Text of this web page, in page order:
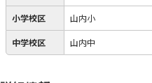
小学校区 山内小
中学校区 山内中